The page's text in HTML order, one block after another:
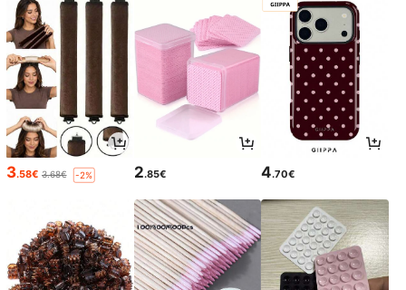
3.58€ 3.68€ -2% 2.85€ 4.70€